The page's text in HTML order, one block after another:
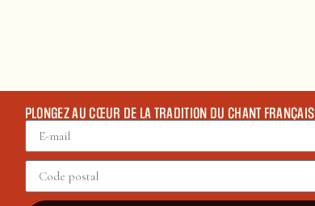
PLONGEZ AU CŒUR DE LA TRADITION DU CHANT FRANÇAIS